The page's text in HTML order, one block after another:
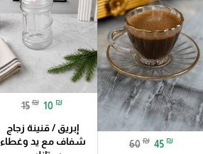
60 ₪ 45 ₪
15 ₪ 10 ₪
إبريق / قنينة زجاج
شفاف مع يد وغطاء